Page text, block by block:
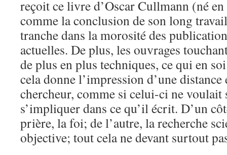
reçoit ce livre d’Oscar Cullmann (né
comme la conclusion de son long
tranche dans la morosité des
actuelles. De plus, les ouvrages
de plus en plus techniques, ce qui en
cela donne l’impression d’une
chercheur, comme si celui-ci ne voulait
s’impliquer dans ce qu’il écrit. D’un
prière, la foi; de l’autre, la recherche
objective; tout cela ne devant surtout